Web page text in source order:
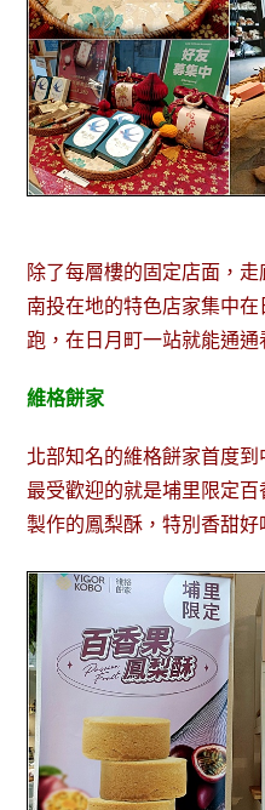
除了每層樓的固定店面，
南投在地的特色店家集中
跑，在日月町一站就能通通
維格餅家
北部知名的維格餅家首度
最受歡迎的就是埔里限定
製作的鳳梨酥，特別香甜